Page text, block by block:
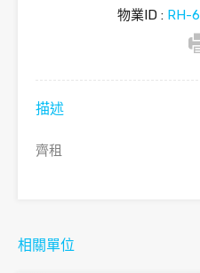
物業ID : RH-
描述
齊租
相關單位